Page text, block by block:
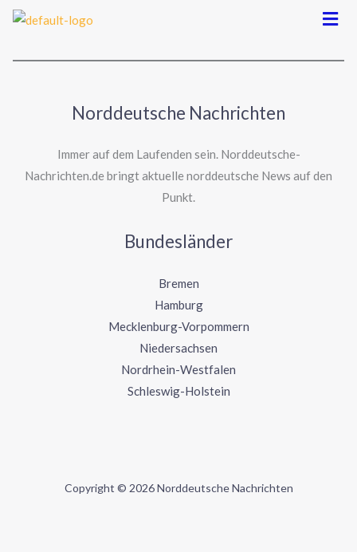
Norddeutsche Nachrichten
Immer auf dem Laufenden sein. Norddeutsche-
Nachrichten.de bringt aktuelle norddeutsche News auf den
Punkt.
Bundesländer
Bremen
Hamburg
Mecklenburg-Vorpommern
Niedersachsen
Nordrhein-Westfalen
Schleswig-Holstein
Copyright © 2026 Norddeutsche Nachrichten